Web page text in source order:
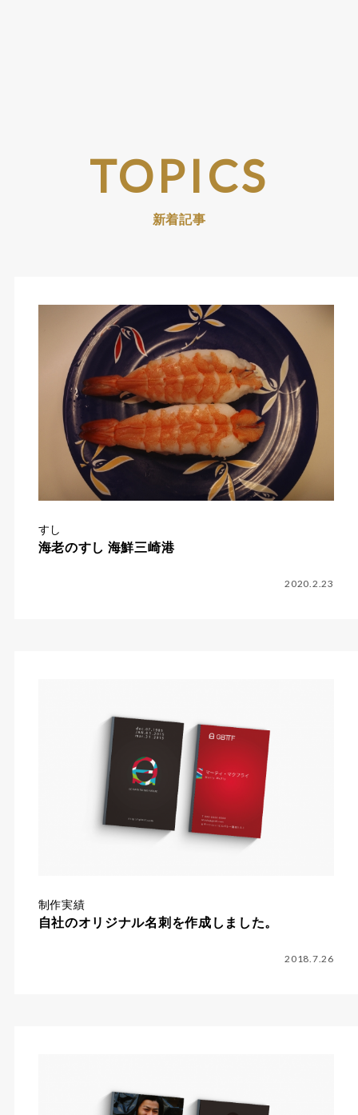
TOPICS
新着記事
すし
海老のすし 海鮮三崎港
2020.2.23
制作実績
自社のオリジナル名刺を作成しました。
2018.7.26